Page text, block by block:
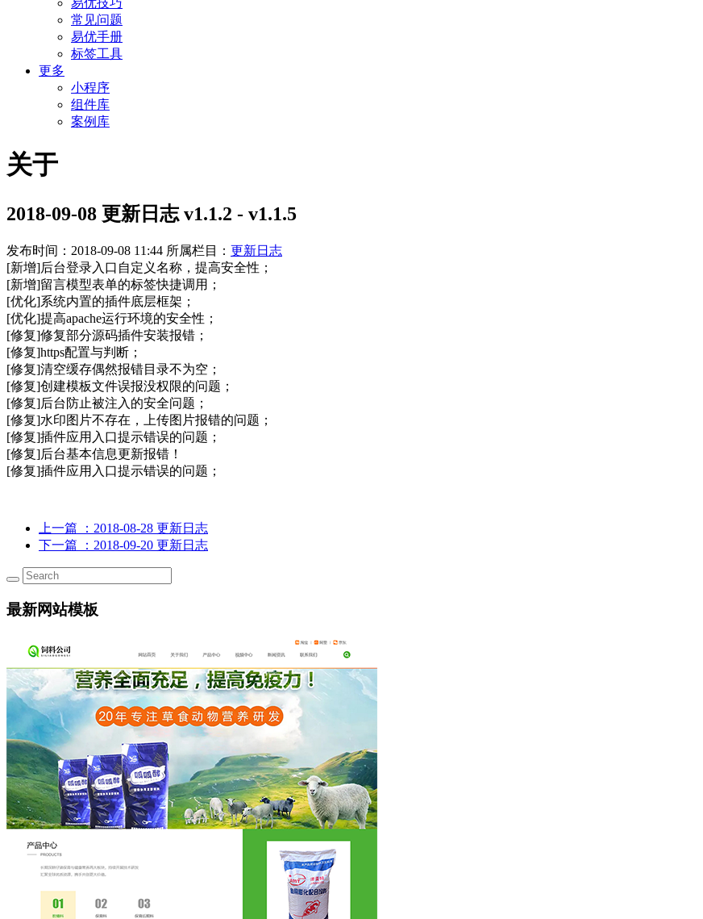
易优技巧
常见问题
易优手册
标签工具
更多
小程序
组件库
案例库
关于
2018-09-08 更新日志 v1.1.2 - v1.1.5
发布时间：2018-09-08 11:44 所属栏目： 更新日志
[新增]后台登录入口自定义名称，提高安全性；
[新增]留言模型表单的标签快捷调用；
[优化]系统内置的插件底层框架；
[优化]提高apache运行环境的安全性；
[修复]修复部分源码插件安装报错；
[修复]https配置与判断；
[修复]清空缓存偶然报错目录不为空；
[修复]创建模板文件误报没权限的问题；
[修复]后台防止被注入的安全问题；
[修复]水印图片不存在，上传图片报错的问题；
[修复]插件应用入口提示错误的问题；
[修复]后台基本信息更新报错！
[修复]插件应用入口提示错误的问题；
上一篇
：2018-08-28 更新日志
下一篇
：2018-09-20 更新日志
最新网站模板